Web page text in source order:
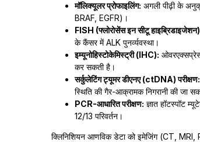
मॉलिक्यूलर प्रोफाइलिंग: अगली पीढ़ी के
BRAF, EGFR)।
FISH (फ्लोरोसेंस इन सीटू
के कैंसर में ALK पुनर्व्यवस्था।
इम्यूनोहिस्टोकेमिस्ट्री (IHC):
कर सकती है।
सर्कुलेटिंग ट्यूमर डीएनए (ctDNA) परीक्षण:
स्थिति की गैर-आक्रामक निगरानी की जा
PCR-आधारित परीक्षण: ज्ञात हॉटस्पॉट
12/13 परिवर्तन।
क्लिनिशियन आणविक डेटा को इमेजिंग (CT, MRI,